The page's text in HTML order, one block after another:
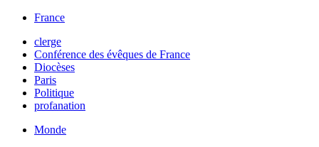
France
clerge
Conférence des évêques de France
Diocèses
Paris
Politique
profanation
Monde